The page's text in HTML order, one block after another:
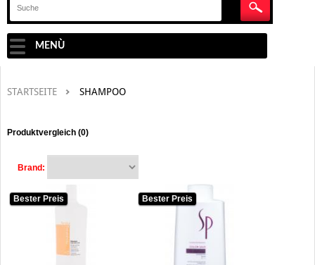
MENÙ
STARTSEITE SHAMPOO
Produktvergleich (0)
Brand:
Bester Preis Bester Preis